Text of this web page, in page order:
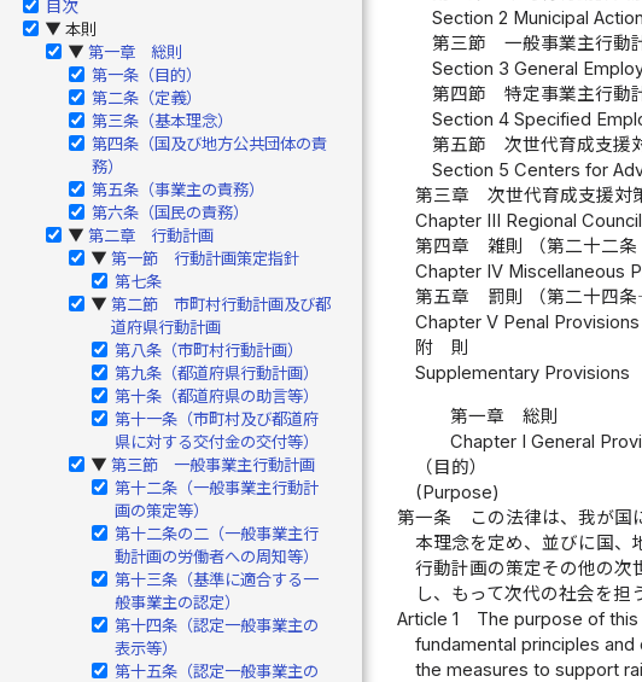
目次
▶ 本則
▶ 第一章 総則
第一条（目的）
第二条（定義）
第三条（基本理念）
第四条（国及び地方公共団体の責
務）
第五条（事業主の責務）
第六条（国民の責務）
▶ 第二章 行動計画
▶ 第一節 行動計画策定指針
第七条
▶ 第二節 市町村行動計画及び都
道府県行動計画
第八条（市町村行動計画）
第九条（都道府県行動計画）
第十条（都道府県の助言等）
第十一条（市町村及び都道府
県に対する交付金の交付等）
▶ 第三節 一般事業主行動計画
第十二条（一般事業主行動計
画の策定等）
第十二条の二（一般事業主行
動計画の労働者への周知等）
第十三条（基準に適合する一
般事業主の認定）
第十四条（認定一般事業主の
表示等）
第十五条（認定一般事業主の
Section 2 Municipal
第三節 一般事業主行動
Section 3 General
第四節 特定事業主行動
Section 4 Specified
第五節 次世代育成支援
Section 5 Centers for
第三章 次世代育成支援対
Chapter III Regional
第四章 雑則 （第二十二条
Chapter IV Miscellaneous
第五章 罰則 （第二十四条
Chapter V Penal
附 則
Supplementary Provisions
第一章 総則
Chapter I General
（目的）
(Purpose)
第一条
この法律は、我が国
本理念を定め、並びに国、
行動計画の策定その他の次
し、もって次代の社会を担
Article 1
The purpose of
fundamental principles
the measures to support